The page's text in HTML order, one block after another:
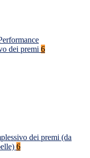
dei premi 6
dei premi (da
6